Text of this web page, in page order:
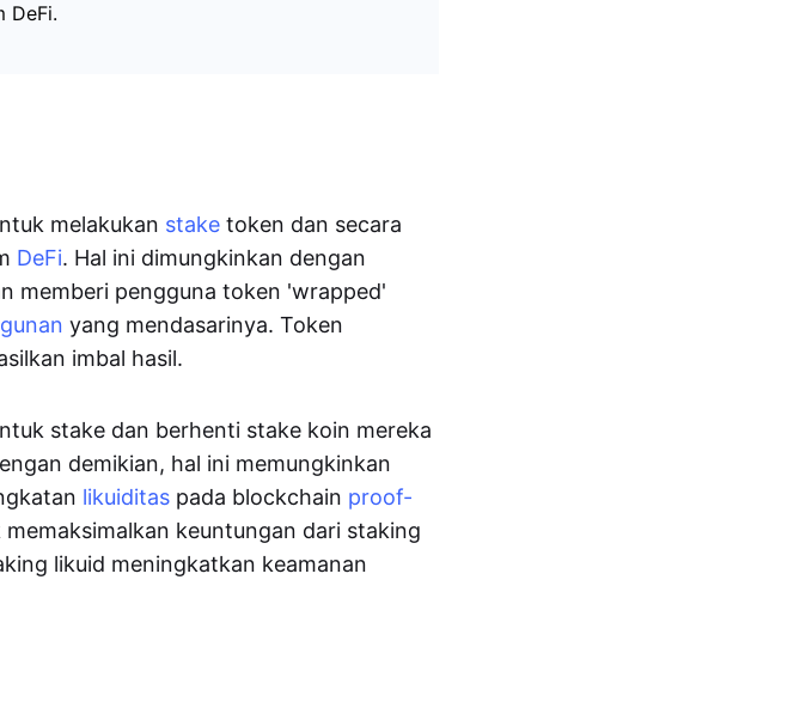
DeFi.
melakukan stake token dan secara
DeFi. Hal ini dimungkinkan dengan
memberi pengguna token 'wrapped'
yang mendasarinya. Token
imbal hasil.
stake dan berhenti stake koin mereka
demikian, hal ini memungkinkan
likuiditas pada blockchain proof-
keuntungan dari staking
likuid meningkatkan keamanan